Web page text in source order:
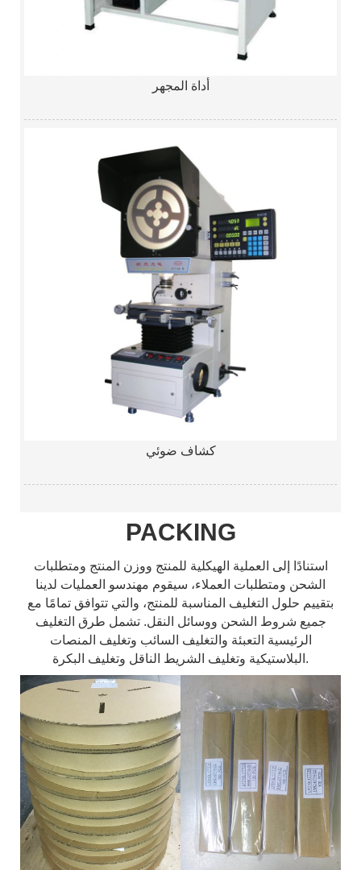
أداة المجهر
كشاف ضوئي
PACKING
استنادًا إلى العملية الهيكلية للمنتج ووزن المنتج ومتطلبات
الشحن ومتطلبات العملاء، سيقوم مهندسو العمليات لدينا
بتقييم حلول التغليف المناسبة للمنتج، والتي تتوافق تمامًا مع
جميع شروط الشحن ووسائل النقل. تشمل طرق التغليف
الرئيسية التعبئة والتغليف السائب وتغليف المنصات
البلاستيكية وتغليف الشريط الناقل وتغليف البكرة.